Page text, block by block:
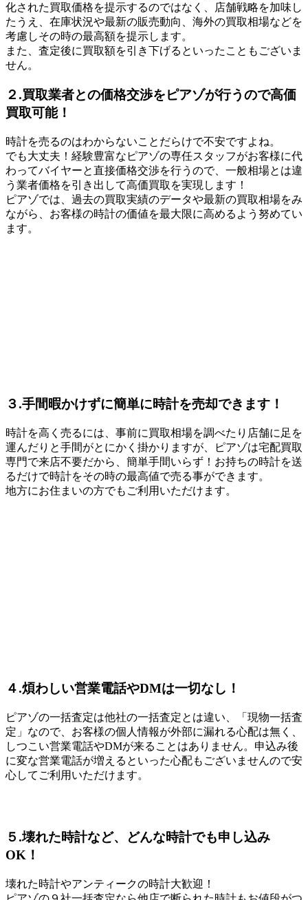
化された買取価格を提示するのではなく、店舗戦略を加味し
たうえ、在庫状況や最新の販売動向、海外の買取相場などを
考慮しその時の最高額を提示します。
また、査定後に買取額を引き下げるといったこともございま
せん。
２.買取業者との価格交渉をピアゾが行うので高価
買取可能！
時計を売るのはわからないことだらけで不安ですよね。
でも大丈夫！経験豊富なピアゾの専任スタッフがお客様に代
わってバイヤーと直接価格交渉を行うので、一般相場とは違
う業者価格を引き出して高価買取を実現します！
ピアゾでは、過去の買取実績のデータや最新の買取相場をみ
ながら、お客様の時計の価値を最大限に高めるよう努めてい
ます。
３.手間暇かけずに簡単に時計を売却できます！
時計を高く売るには、事前に買取相場を調べたり店舗に足を
運んだりと手間がとにかく掛かりますが、ピアゾは宅配買取
専門で来店不要だから、簡単手間いらず！お持ちの時計を送
るだけで時計をその時の最高値で売る事ができます。
地方にお住まいの方でもご利用いただけます。
４.煩わしい営業電話やDMは一切なし！
ピアゾの一括査定は他社の一括査定とは違い、「現物一括査
定」なので、お客様の個人情報が外部に漏れる心配は無く、
しつこい営業電話やDMが来ることはありません。申込み後
に変な営業電話が増えるといった心配もございませんので安
心してご利用いただけます。
５.壊れた時計など、どんな時計でも申し込み
OK！
壊れた時計やアンティークの時計大歓迎！